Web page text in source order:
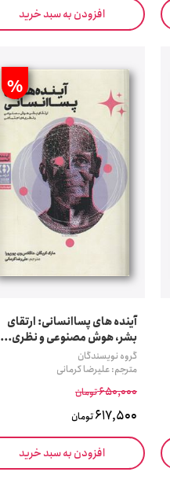
افزودن به سبد خرید
%
آینده های پساانسانی: ارتقای
بشر، هوش مصنوعی و نظری...
گروه نویسندگان
مترجم: علیرضا کرمانی
650,000تومان
617,500تومان
افزودن به سبد خرید